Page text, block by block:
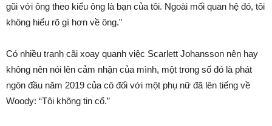
gũi với ông theo kiểu ông là bạn của tôi. Ngoài mối quan hệ đó, tôi
không hiểu rõ gì hơn về ông.”
Có nhiều tranh cãi xoay quanh việc Scarlett Johansson nên hay
không nên nói lên cảm nhận của mình, một trong số đó là phát
ngôn đầu năm 2019 của cô đối với một phụ nữ đã lên tiếng về
Woody: “Tôi không tin cố.”